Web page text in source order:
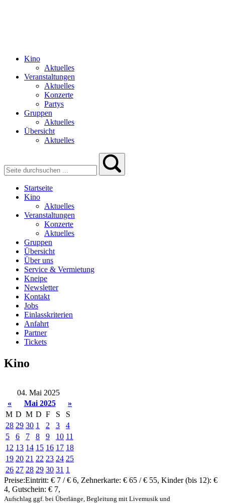
Kino
Aktuelles
Veranstaltungen
Aktuelles
Konzerte
Partys
Gruppen
Aktuelles
Übersicht
Aktuelles
Startseite
Kino
Aktuelles
Veranstaltungen
Konzerte
Aktuelles
Gruppen
Übersicht
Über uns
Service & Vermietung
Kneipe
Newsletter
Kontakt
Jobs
Einlasskriterien
Anfahrt
Partner
Tickets
Kino
04. Mai 2025
«
Mai 2025
»
M D M D F S
S
28 29 30 1 2 3
4
5
6 7 8 9 10 11
12 13 14 15 16 17 18
19 20 21 22 23 24 25
26 27 28 29 30 31 1
Preise:Eintritt: € 7 / € 6, Zehnerkarte: € 65 / € 55, Kinder (bis 12): €
4, Gutschein: € 7,
Aufschlag ggf. bei Überlänge, Begleitung mit Livemusik und